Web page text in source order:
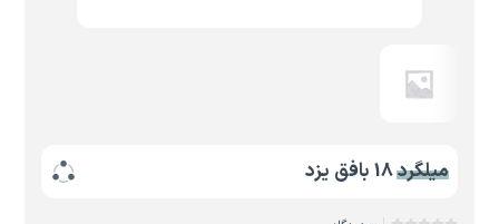
میلگرد 18 بافق یزد